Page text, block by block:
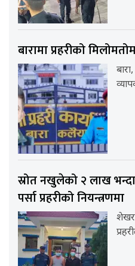
बारामा प्रहरीको
स्रोत नखुलेको २ लाख
पर्सा प्रहरीको नियन्त्रणमा
शेखर